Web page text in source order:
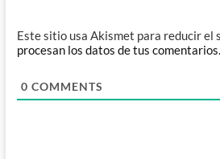
Este sitio usa Akismet para reducir el
procesan los datos de tus comentarios.
0 COMMENTS